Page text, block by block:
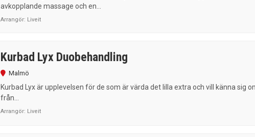
avkopplande massage och en...
Arrangör: Liveit
Kurbad Lyx Duobehandling
Malmö
Kurbad Lyx är upplevelsen för de som är värda det lilla extra och vill känna sig
från...
Arrangör: Liveit